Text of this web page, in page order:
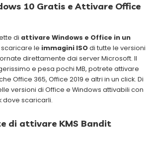
10 Gratis e Attivare Office
di attivare Windows e Office in un
le immagini ISOdi tutte le versioni
direttamente dai server Microsoft. Il
e pesa pochi MB, potrete attivare
Office 365, Office 2019 e altri in un click. Di
versioni di Office e Windows attivabili con
dove scaricarli.
di attivare KMS Bandit